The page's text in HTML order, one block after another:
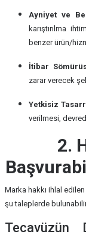
Ayniyet ve
karıştırılma
benzer ürün/
İtibar
zarar verecek
Yetkisiz
verilmesi,
2.
Marka hakkı ihlal
şu taleplerde
Tecavüzün